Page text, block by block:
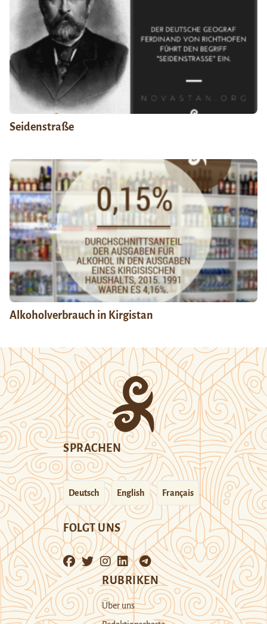
Seidenstraße
Alkoholverbrauch in Kirgistan
SPRACHEN
Deutsch English Français
FOLGT UNS
RUBRIKEN
Über uns